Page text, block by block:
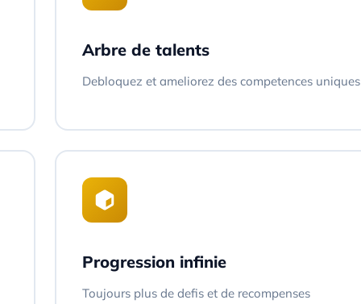
Arbre de talents
Debloquez et ameliorez des competences uniques
Progression infinie
Toujours plus de defis et de recompenses